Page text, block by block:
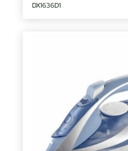
DX1636D1